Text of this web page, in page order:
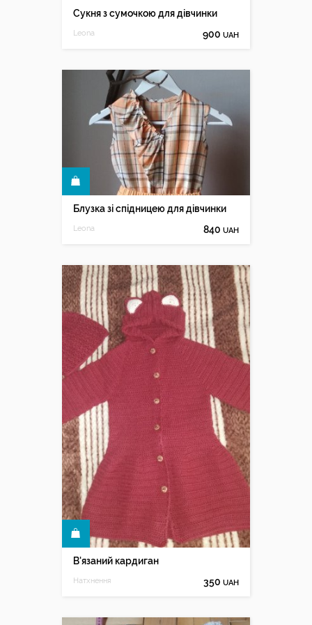
Сукня з сумочкою для дівчинки
Leona 900 UAH
Блузка зі спідницею для дівчинки
Leona 840 UAH
В'язаний кардиган
Натхнення 350 UAH